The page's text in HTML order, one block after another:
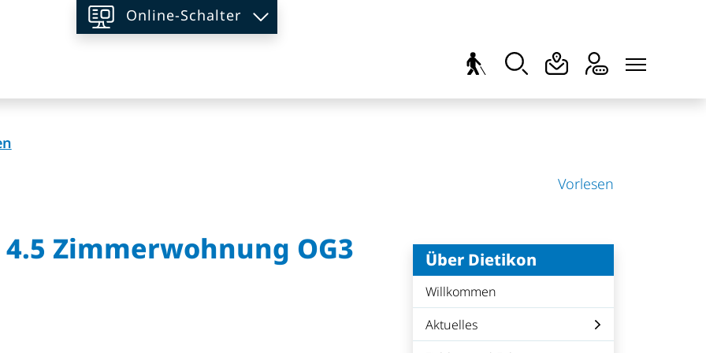
Online-Schalter
(ausgewählt)
Vorlesen
Über Dietikon
Willkommen
Aktuelles
Zimmerwohnung OG3